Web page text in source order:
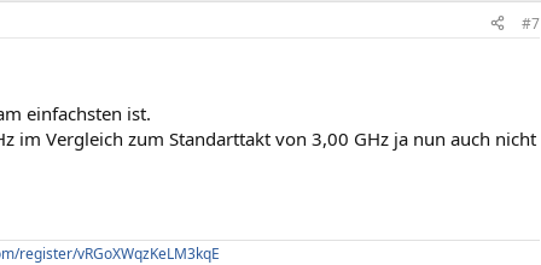
#7
einfachsten ist.
im Vergleich zum Standarttakt von 3,00 GHz ja nun auch nicht
register/vRGoXWqzKeLM3kqE